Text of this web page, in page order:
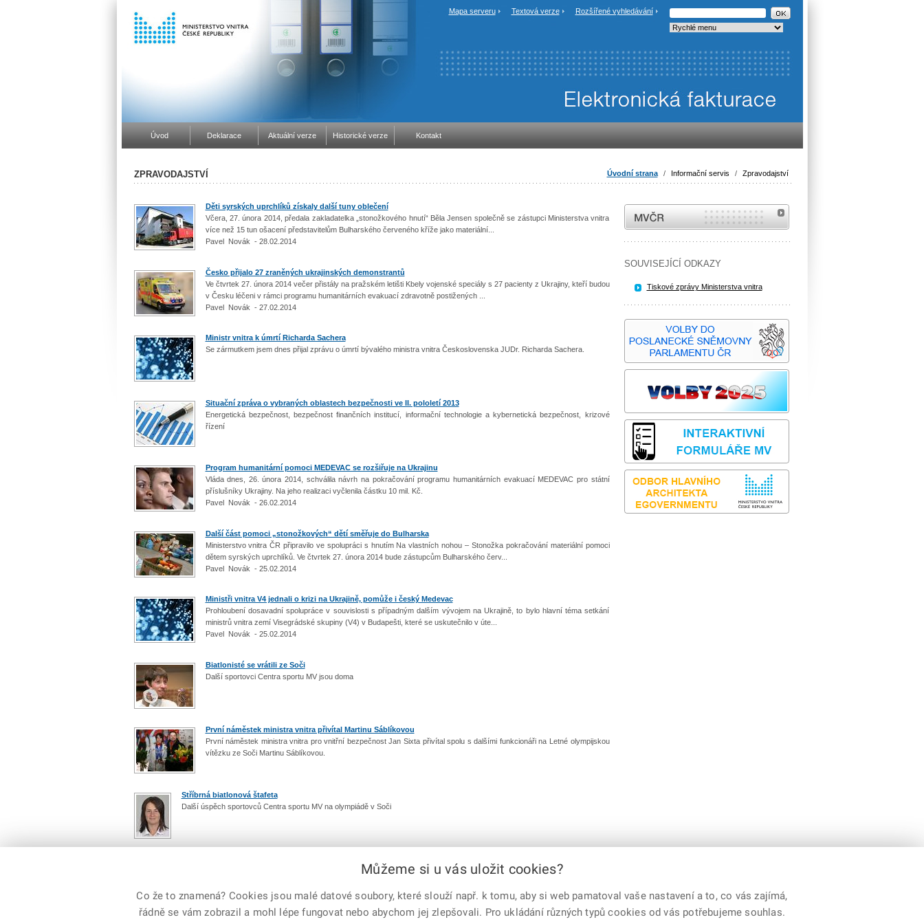
Mapa serveru Textová verze Rozšířené vyhledávání
Úvod Deklarace Aktuální verze Historické verze Kontakt
Úvodní strana / Informační servis / Zpravodajství
ZPRAVODAJSTVÍ
Děti syrských uprchlíků získaly další tuny oblečení
Včera, 27. února 2014, předala zakladatelka „stonožkového hnutí“ Běla Jensen společně se zástupci Ministerstva vnitra
více než 15 tun ošacení představitelům Bulharského červeného kříže jako materiální...
Pavel Novák - 28.02.2014
Česko přijalo 27 zraněných ukrajinských demonstrantů
Ve čtvrtek 27. února 2014 večer přistály na pražském letišti Kbely vojenské speciály s 27 pacienty z Ukrajiny, kteří budou
v Česku léčeni v rámci programu humanitárních evakuací zdravotně postižených ...
Pavel Novák - 27.02.2014
Ministr vnitra k úmrtí Richarda Sachera
Se zármutkem jsem dnes přijal zprávu o úmrtí bývalého ministra vnitra Československa JUDr. Richarda Sachera.
Situační zpráva o vybraných oblastech bezpečnosti ve II. pololetí 2013
Energetická bezpečnost, bezpečnost finančních institucí, informační technologie a kybernetická bezpečnost, krizové
řízení
Program humanitární pomoci MEDEVAC se rozšiřuje na Ukrajinu
Vláda dnes, 26. února 2014, schválila návrh na pokračování programu humanitárních evakuací MEDEVAC pro státní
příslušníky Ukrajiny. Na jeho realizaci vyčlenila částku 10 mil. Kč.
Pavel Novák - 26.02.2014
Další část pomoci „stonožkových“ dětí směřuje do Bulharska
Ministerstvo vnitra ČR připravilo ve spolupráci s hnutím Na vlastních nohou – Stonožka pokračování materiální pomoci
dětem syrských uprchlíků. Ve čtvrtek 27. února 2014 bude zástupcům Bulharského červ...
Pavel Novák - 25.02.2014
Ministři vnitra V4 jednali o krizi na Ukrajině, pomůže i český Medevac
Prohloubení dosavadní spolupráce v souvislosti s případným dalším vývojem na Ukrajině, to bylo hlavní téma setkání
ministrů vnitra zemí Visegrádské skupiny (V4) v Budapešti, které se uskutečnilo v úte...
Pavel Novák - 25.02.2014
Biatlonisté se vrátili ze Soči
Další sportovci Centra sportu MV jsou doma
První náměstek ministra vnitra přivítal Martinu Sáblíkovou
První náměstek ministra vnitra pro vnitřní bezpečnost Jan Sixta přivítal spolu s dalšími funkcionáři na Letné olympijskou
vítězku ze Soči Martinu Sáblíkovou.
Stříbrná biatlonová štafeta
Další úspěch sportovců Centra sportu MV na olympiádě v Soči
předchozí | 1 ... 187 188 189 190 191 192 193 194 195 196 197 198 199 200 201 ... 238 | další
MVČR
SOUVISEJÍCÍ ODKAZY
Tiskové zprávy Ministerstva vnitra
Můžeme si u vás uložit cookies?
Co že to znamená? Cookies jsou malé datové soubory, které slouží např. k tomu, aby si web pamatoval vaše nastavení a to, co vás zajímá,
řádně se vám zobrazil a mohl lépe fungovat nebo abychom jej zlepšovali. Pro ukládání různých typů cookies od vás potřebujeme souhlas.